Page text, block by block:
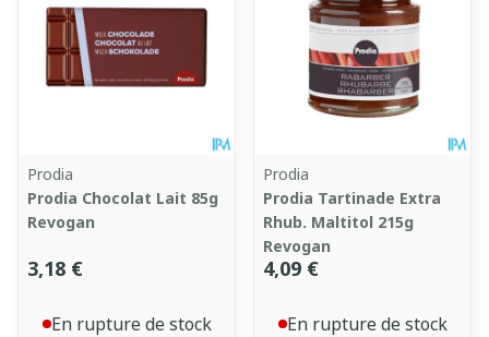
Prodia
Prodia Chocolat Lait 85g
Revogan
3,18 €
En rupture de stock
Prodia
Prodia Tartinade Extra
Rhub. Maltitol 215g
Revogan
4,09 €
En rupture de stock